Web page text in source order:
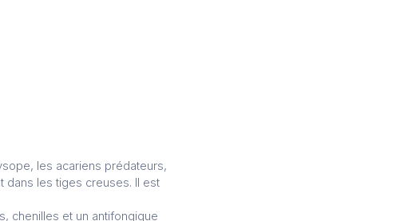
les acariens prédateurs,
les tiges creuses. Il est
chenilles et un antifongique